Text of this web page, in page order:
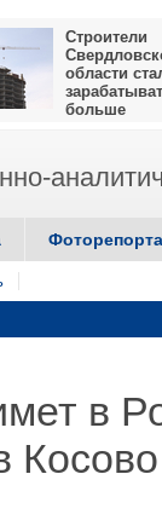
Строители
области
больше
в
Косово